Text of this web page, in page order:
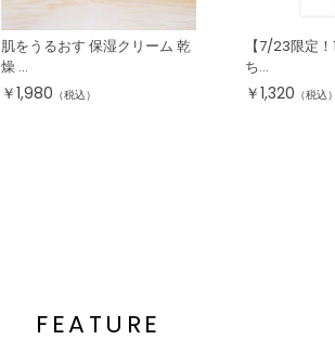
肌をうるおす 保湿クリーム 乾
燥 ...
￥1,980 （税込）
【7/23限定
ち...
￥1,320 （税込）
FEATURE